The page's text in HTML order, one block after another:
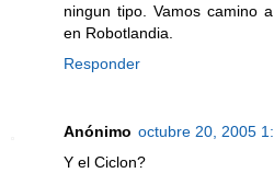
ningun tipo. Vamos camino
en Robotlandia.
Responder
Anónimo octubre 20, 2005
Y el Ciclon?